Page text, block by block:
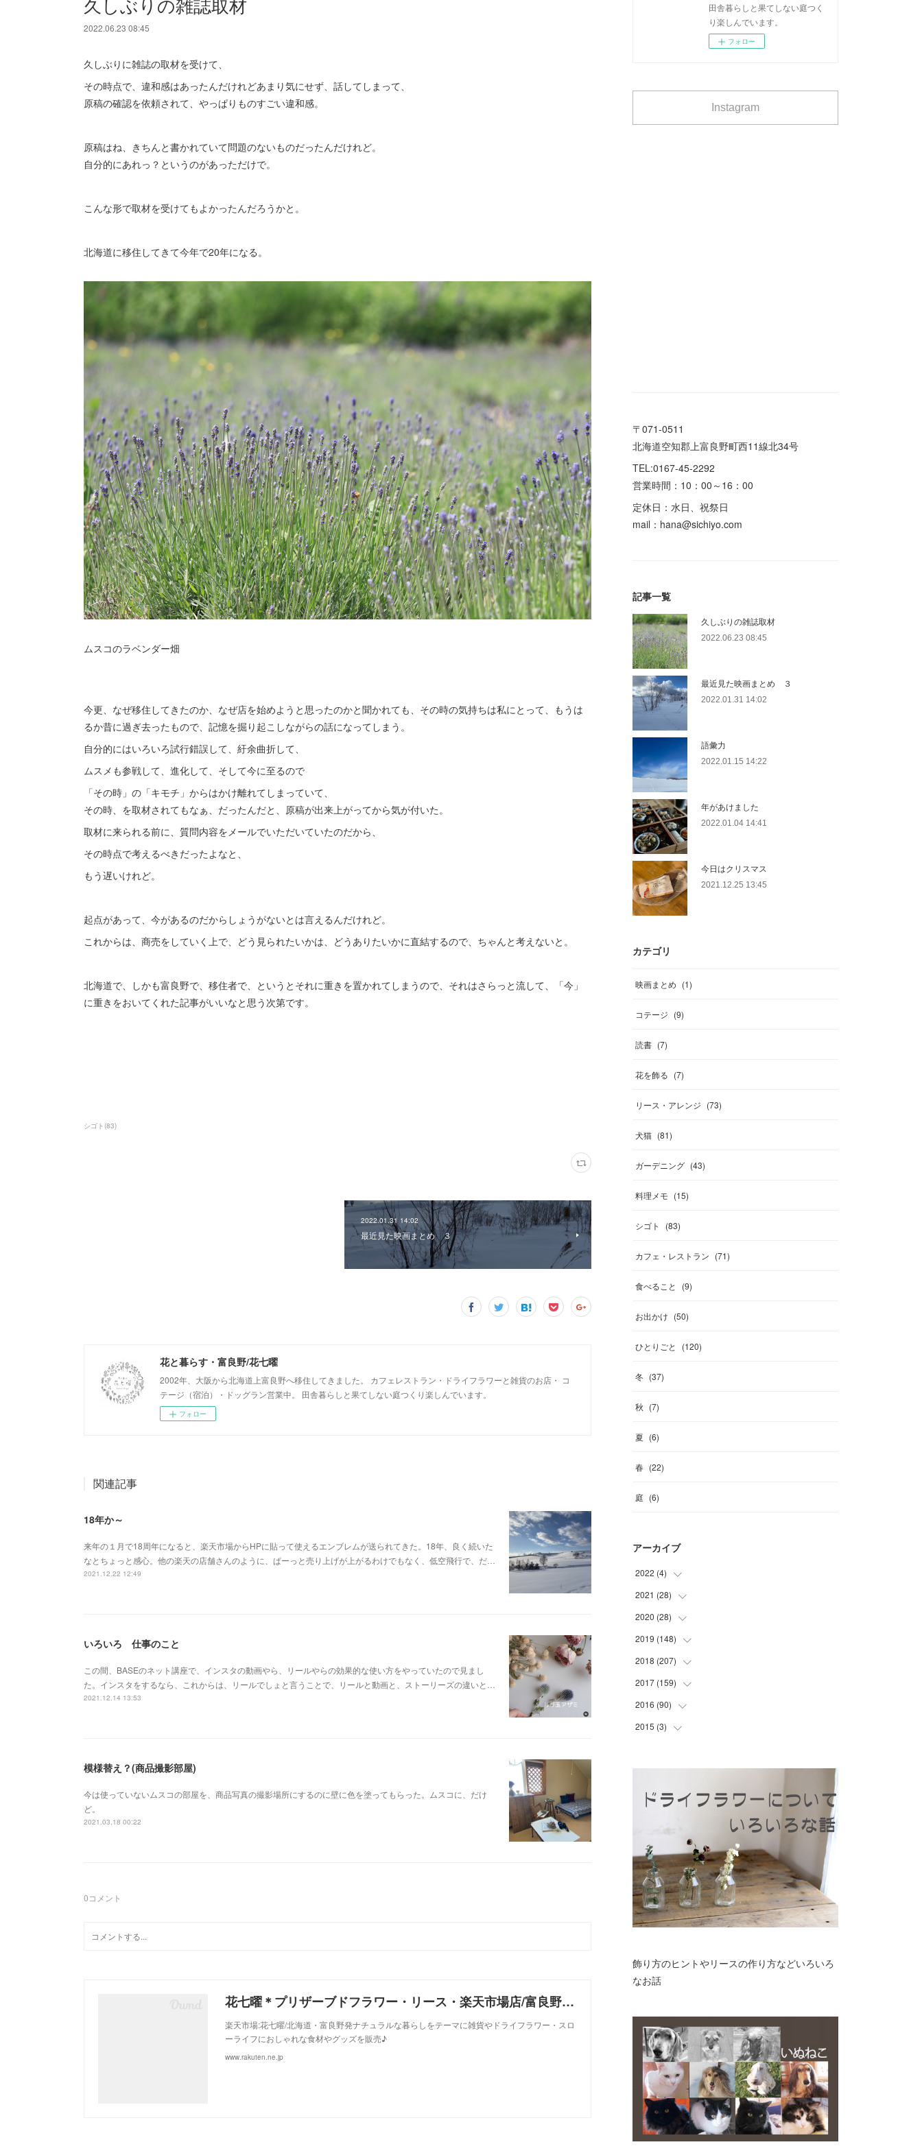
2022.06.23 08:45
久しぶりに雑誌の取材を受けて、
その時点で、違和感はあったんだけれどあまり気にせず、話してしまって、
原稿の確認を依頼されて、やっぱりものすごい違和感。
原稿はね、きちんと書かれていて問題のないものだったんだけれど。
自分的にあれっ？というのがあっただけで。
こんな形で取材を受けてもよかったんだろうかと。
北海道に移住してきて今年で20年になる。
ムスコのラベンダー畑
今更、なぜ移住してきたのか、なぜ店を始めようと思ったのかと聞かれても、その時の気持ちは私にとって、もうは
るか昔に過ぎ去ったもので、記憶を掘り起こしながらの話になってしまう。
自分的にはいろいろ試行錯誤して、紆余曲折して、
ムスメも参戦して、進化して、そして今に至るので
「その時」の「キモチ」からはかけ離れてしまっていて、
その時、を取材されてもなぁ、だったんだと、原稿が出来上がってから気が付いた。
取材に来られる前に、質問内容をメールでいただいていたのだから、
その時点で考えるべきだったよなと、
もう遅いけれど。
起点があって、今があるのだからしょうがないとは言えるんだけれど。
これからは、商売をしていく上で、どう見られたいかは、どうありたいかに直結するので、ちゃんと考えないと。
北海道で、しかも富良野で、移住者で、というとそれに重きを置かれてしまうので、それはさらっと流して、「今」
に重きをおいてくれた記事がいいなと思う次第です。
シゴト (83)
2022.01.31 14:02
最近見た映画まとめ ３
花と暮らす・富良野/花七曜
2002年、大阪から北海道上富良野へ移住してきました。 カフェレストラン・ドライフラワーと雑貨のお店・ コ
テージ（宿泊）・ドッグラン営業中。 田舎暮らしと果てしない庭つくり楽しんでいます。
フォロー
関連記事
18年か～
来年の１月で18周年になると、楽天市場からHPに貼って使えるエンブレムが送られてきた。18年、良く続いた
なとちょっと感心。他の楽天の店舗さんのように、ぱーっと売り上げが上がるわけでもなく、低空飛行で、だ…
2021.12.22 12:49
いろいろ 仕事のこと
この間、BASEのネット講座で、インスタの動画やら、リールやらの効果的な使い方をやっていたので見まし
た。インスタをするなら、これからは、リールでしょと言うことで、リールと動画と、ストーリーズの違いと…
2021.12.14 13:53
模様替え？(商品撮影部屋)
今は使っていないムスコの部屋を、商品写真の撮影場所にするのに壁に色を塗ってもらった。ムスコに、だけ
ど。
2021.03.18 00:22
0コメント
花七曜＊プリザーブドフラワー・リース・楽天市場店/富良野からお届けします♪
楽天市場:花七曜/北海道・富良野発ナチュラルな暮らしをテーマに雑貨やドライフラワー・スロ
ーライフにおしゃれな食材やグッズを販売♪
www.rakuten.ne.jp
田舎暮らしと果てしない庭つく
り楽しんでいます。
フォロー
Instagram
〒071-0511
北海道空知郡上富良野町西11線北34号
TEL:0167-45-2292
営業時間：10：00～16：00
定休日：水日、祝祭日
mail：hana@sichiyo.com
記事一覧
久しぶりの雑誌取材
2022.06.23 08:45
最近見た映画まとめ ３
2022.01.31 14:02
語彙力
2022.01.15 14:22
年があけました
2022.01.04 14:41
今日はクリスマス
2021.12.25 13:45
カテゴリ
映画まとめ (1)
コテージ (9)
読書 (7)
花を飾る (7)
リース・アレンジ (73)
犬猫 (81)
ガーデニング (43)
料理メモ (15)
シゴト (83)
カフェ・レストラン (71)
食べること (9)
お出かけ (50)
ひとりごと (120)
冬 (37)
秋 (7)
夏 (6)
春 (22)
庭 (6)
アーカイブ
2022 (4)
(1
(3
2021 (28)
(6
(3)
(1)
(1)
(2
(
2020 (28)
(1)
(1)
(1)
(3
(
)
(4
2019 (148)
(6)
(10
(13
)
(
)
10)
(9
(18
(21)
( 19
(14)
2018 (207)
(19
(19
)
(
17
13)
(17
(21
(23)
( 25
(19)
(12)
2017 (159)
(13
)
(
10 )
15)
(10
(
(13)
( 14
(17)
(16)
2016 (90)
(
16)
11)
(
(6
(5)
(6)
(6)
(8)
(2)
2015 (3)
飾り方のヒントやリースの作り方などいろいろ
なお話